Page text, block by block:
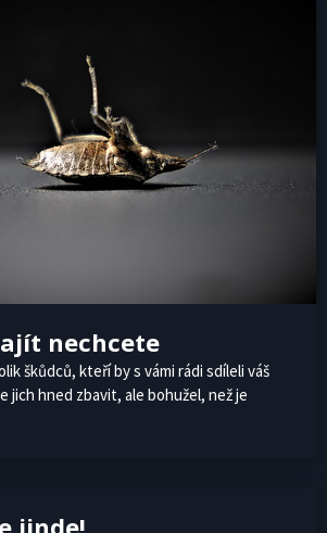
nechcete
škůdců, kteří by s vámi rádi sdíleli váš
jich hned zbavit, ale bohužel, než je